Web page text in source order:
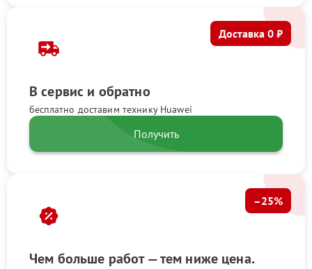
В сервис и обратно
бесплатно доставим технику Huawei
Доставка 0 ₽
Получить
Чем больше работ — тем ниже цена.
–25%